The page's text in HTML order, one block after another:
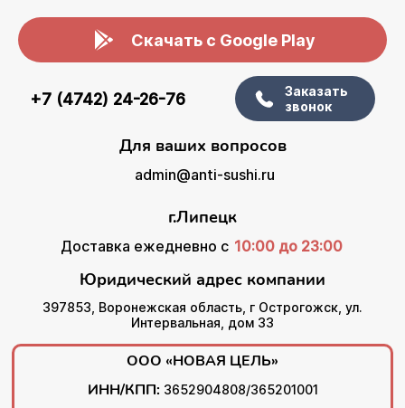
Скачать с Google Play
+7 (4742) 24-26-76
Заказать
звонок
Для ваших вопросов
admin@anti-sushi.ru
г.Липецк
Доставка ежедневно с 10:00 до 23:00
Юридический адрес компании
397853, Воронежская область, г Острогожск, ул.
Интервальная, дом 33
ООО «НОВАЯ ЦЕЛЬ»
ИНН/КПП: 3652904808/365201001